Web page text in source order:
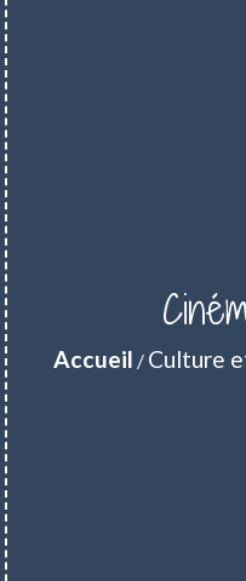
Accueil / Culture